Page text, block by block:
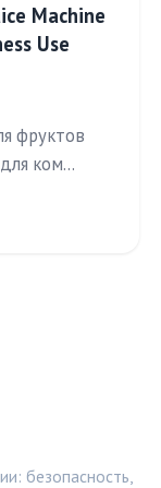
Machine
Use
фруктов
ком…
безопасность,